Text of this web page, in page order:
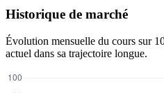
Historique de marché
Évolution mensuelle du cours sur
actuel dans sa trajectoire longue.